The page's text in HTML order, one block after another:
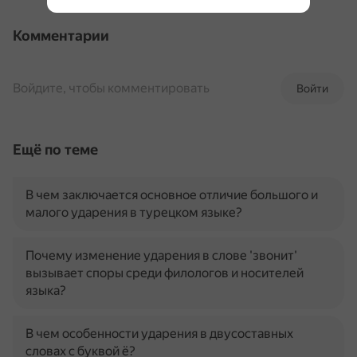
Комментарии
Войти
Войдите, чтобы комментировать
Ещё по теме
В чем заключается основное отличие большого и
малого ударения в турецком языке?
Почему изменение ударения в слове 'звонит'
вызывает споры среди филологов и носителей
языка?
В чем особенности ударения в двусоставных
словах с буквой ё?